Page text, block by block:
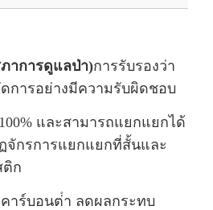
าการดูแลป่า)การรับรองว่า
การอย่างมีความรับผิดชอบ
และสามารถแยกแยกได้
จักรการแยกแยกที่สั้นและ
ติก
าร์บอนต่ํา ลดผลกระทบ